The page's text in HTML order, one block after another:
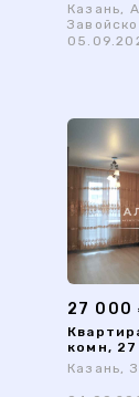
Казань,
27 000
комн, 27
Казань,